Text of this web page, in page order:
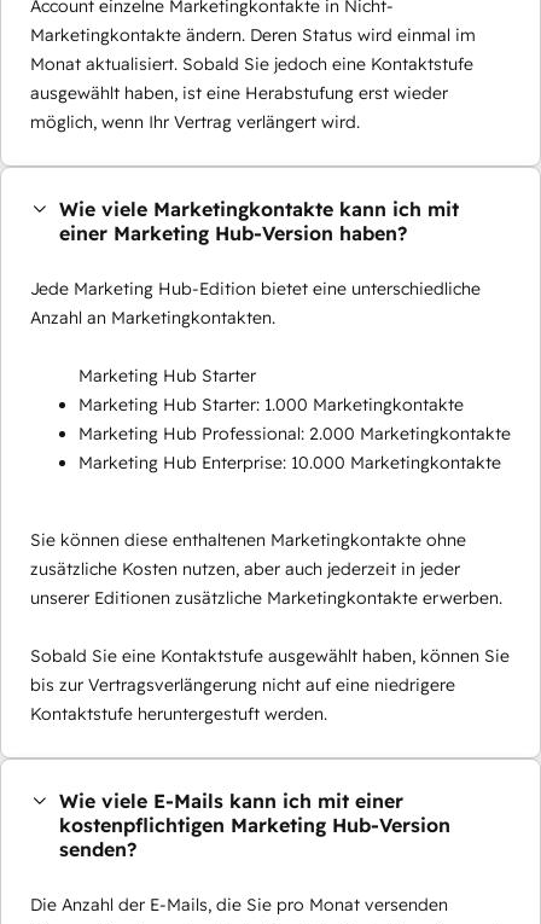
Account einzelne Marketingkontakte in Nicht-
Marketingkontakte ändern. Deren Status wird einmal im
Monat aktualisiert. Sobald Sie jedoch eine Kontaktstufe
ausgewählt haben, ist eine Herabstufung erst wieder
möglich, wenn Ihr Vertrag verlängert wird.
Wie viele Marketingkontakte kann ich mit
einer Marketing Hub-Version haben?
Jede Marketing Hub-Edition bietet eine unterschiedliche
Anzahl an Marketingkontakten.
Marketing Hub Starter
Marketing Hub Starter: 1.000 Marketingkontakte
Marketing Hub Professional: 2.000 Marketingkontakte
Marketing Hub Enterprise: 10.000 Marketingkontakte
Sie können diese enthaltenen Marketingkontakte ohne
zusätzliche Kosten nutzen, aber auch jederzeit in jeder
unserer Editionen zusätzliche Marketingkontakte erwerben.
Sobald Sie eine Kontaktstufe ausgewählt haben, können Sie
bis zur Vertragsverlängerung nicht auf eine niedrigere
Kontaktstufe heruntergestuft werden.
Wie viele E-Mails kann ich mit einer
kostenpflichtigen Marketing Hub-Version
senden?
Die Anzahl der E-Mails, die Sie pro Monat versenden